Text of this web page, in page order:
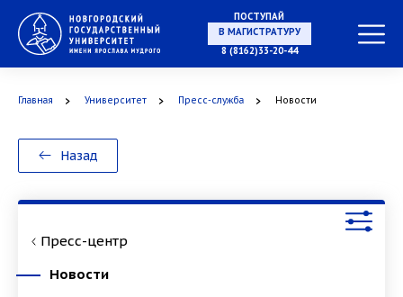
ПОСТУПАЙ
НА СПЕЦИАЛИТЕТ
8 (8162)33-20-44
Главная Университет Пресс-служба Новости
Назад
Пресс-центр
Новости